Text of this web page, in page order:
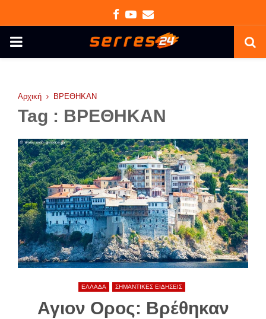
Facebook
Youtube
Email
PRIMARY
Αρχική ΒΡΕΘΗΚΑΝ
Tag : ΒΡΕΘΗΚΑΝ
ΕΛΛΑΔΑ ΣΗΜΑΝΤΙΚΕΣ ΕΙΔΗΣΕΙΣ
Αγιον Ορος: Βρέθηκαν